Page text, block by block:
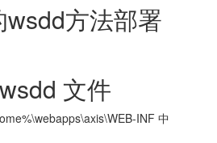
方法部署
文件
INF 中